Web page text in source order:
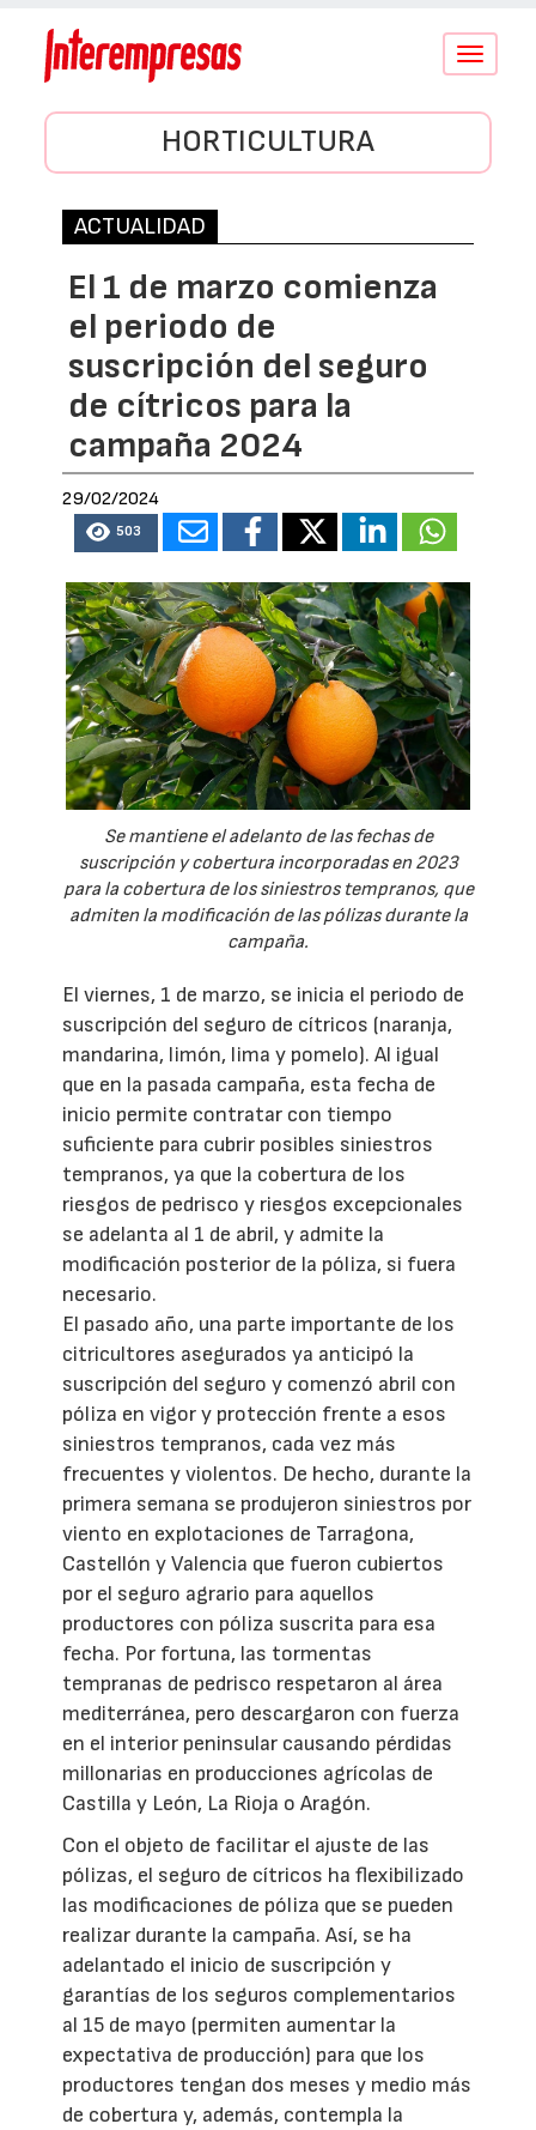
Conmutar
HORTICULTURA
ACTUALIDAD
El 1 de marzo comienza
el periodo de
suscripción del seguro
de cítricos para la
campaña 2024
29/02/2024
503
Se mantiene el adelanto de las fechas de
suscripción y cobertura incorporadas en 2023
para la cobertura de los siniestros tempranos, que
admiten la modificación de las pólizas durante la
campaña.
El viernes, 1 de marzo, se inicia el periodo de
suscripción del seguro de cítricos (naranja,
mandarina, limón, lima y pomelo). Al igual
que en la pasada campaña, esta fecha de
inicio permite contratar con tiempo
suficiente para cubrir posibles siniestros
tempranos, ya que la cobertura de los
riesgos de pedrisco y riesgos excepcionales
se adelanta al 1 de abril, y admite la
modificación posterior de la póliza, si fuera
necesario.
El pasado año, una parte importante de los
citricultores asegurados ya anticipó la
suscripción del seguro y comenzó abril con
póliza en vigor y protección frente a esos
siniestros tempranos, cada vez más
frecuentes y violentos. De hecho, durante la
primera semana se produjeron siniestros por
viento en explotaciones de Tarragona,
Castellón y Valencia que fueron cubiertos
por el seguro agrario para aquellos
productores con póliza suscrita para esa
fecha. Por fortuna, las tormentas
tempranas de pedrisco respetaron al área
mediterránea, pero descargaron con fuerza
en el interior peninsular causando pérdidas
millonarias en producciones agrícolas de
Castilla y León, La Rioja o Aragón.
Con el objeto de facilitar el ajuste de las
pólizas, el seguro de cítricos ha flexibilizado
las modificaciones de póliza que se pueden
realizar durante la campaña. Así, se ha
adelantado el inicio de suscripción y
garantías de los seguros complementarios
al 15 de mayo (permiten aumentar la
expectativa de producción) para que los
productores tengan dos meses y medio más
de cobertura y, además, contempla la